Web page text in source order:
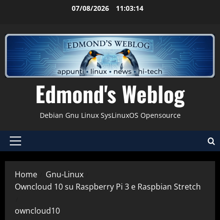
07/08/2026 11:03:14
Edmond's Weblog
Debian Gnu Linux SysLinuxOS Opensource
Menu
Home
Gnu-Linux
Owncloud 10 su Raspberry Pi 3 e Raspbian Stretch
owncloud10